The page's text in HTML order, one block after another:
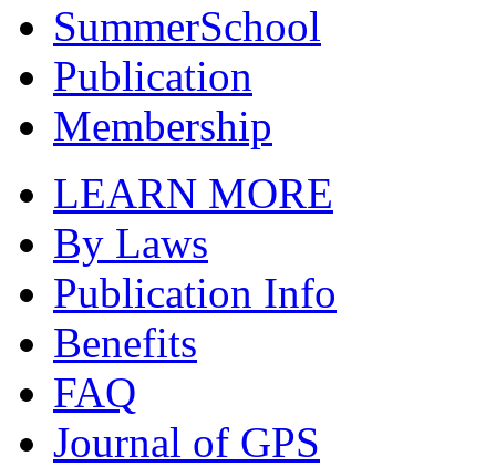
SummerSchool
Publication
Membership
LEARN MORE
By Laws
Publication Info
Benefits
FAQ
Journal of GPS